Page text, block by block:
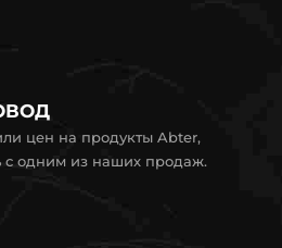
цен на продукты Abter,
с одним из наших продаж.